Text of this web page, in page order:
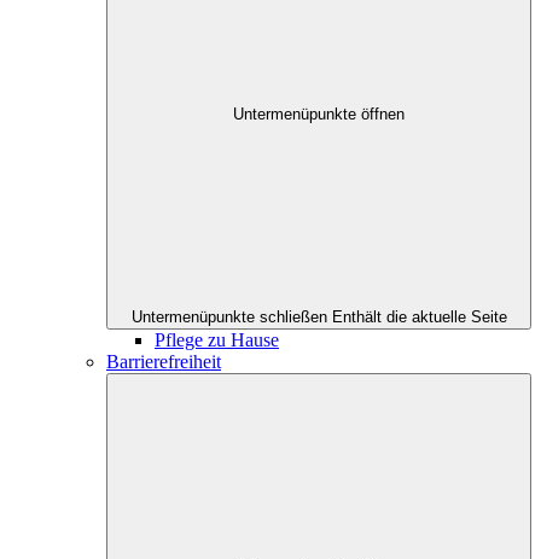
Untermenüpunkte öffnen
Untermenüpunkte schließen Enthält die aktuelle Seite
Pflege zu Hause
Barrierefreiheit